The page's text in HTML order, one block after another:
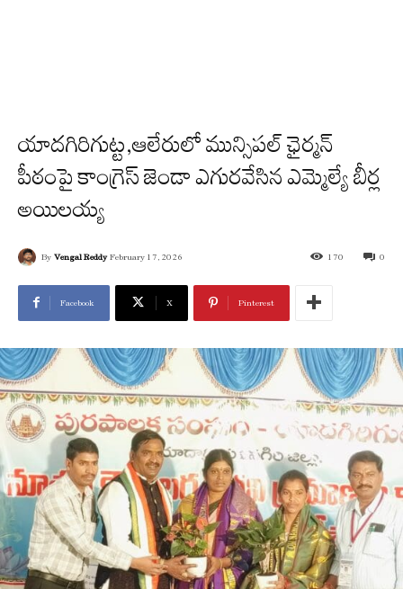
యాదగిరిగుట్ట,ఆలేరులో మున్సిపల్ ఛైర్మన్
పీఠంపై కాంగ్రెస్ జెండా ఎగురవేసిన ఎమ్మెల్యే బీర్ల
అయిలయ్య
By Vengal Reddy February 17, 2026 0
170
Facebook X Pinterest